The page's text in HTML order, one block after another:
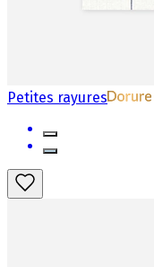
Petites rayures